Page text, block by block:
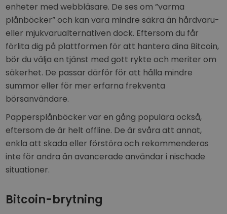
enheter med webbläsare. De ses om ”varma
plånböcker” och kan vara mindre säkra än hårdvaru-
eller mjukvarualternativen dock. Eftersom du får
förlita dig på plattformen för att hantera dina Bitcoin,
bör du välja en tjänst med gott rykte och meriter om
säkerhet. De passar därför för att hålla mindre
summor eller för mer erfarna frekventa
börsanvändare.
Pappersplånböcker var en gång populära också,
eftersom de är helt offline. De är svåra att annat,
enkla att skada eller förstöra och rekommenderas
inte för andra än avancerade användar i nischade
situationer.
Bitcoin-brytning